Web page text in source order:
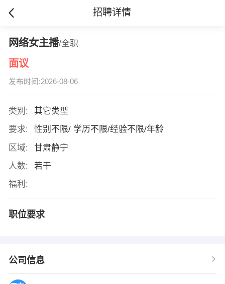
招聘详情
网络女主播/全职
面议
发布时间:2026-08-06
类别:
其它类型
要求:
性别不限/ 学历不限/经验不限/年龄
区域:
甘肃静宁
人数:
若干
福利:
职位要求
公司信息